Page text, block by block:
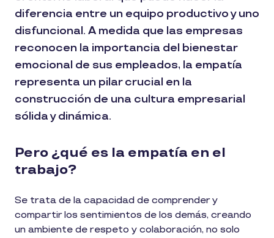
diferencia entre un equipo productivo y uno
disfuncional. A medida que las empresas
reconocen la importancia del bienestar
emocional de sus empleados, la empatía
representa un pilar crucial en la
construcción de una cultura empresarial
sólida y dinámica.
Pero ¿qué es la empatía en el
trabajo?
Se trata de la capacidad de comprender y
compartir los sentimientos de los demás, creando
un ambiente de respeto y colaboración, no solo